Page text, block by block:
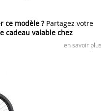
ce modèle ?Partagez votre
cadeau valable chez
en savoir plus